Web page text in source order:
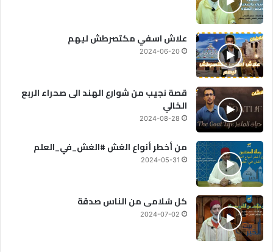
علاش اسفي مكتصرطش ليهم
2024-06-20
قصة نجيب من شوارع الهند الى صحراء الربع
الخالي
2024-08-28
من أخطر أنواع الغش #الغش_في_العلم
2024-05-31
كل سُلامى من الناس صدقة
2024-07-02